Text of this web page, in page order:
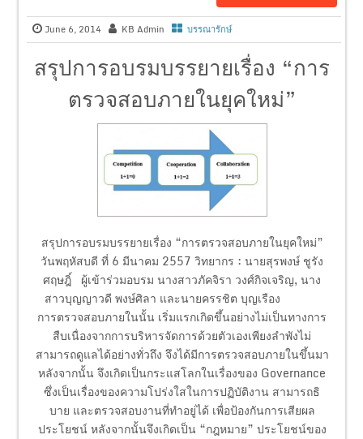
June 6, 2014 KB Admin บรรณารักษ์
สรุปการอบรมบรรยายเรื่อง “การ
ตรวจสอบภายในยุคใหม่”
สรุปการอบรมบรรยายเรื่อง “การตรวจสอบภายในยุคใหม่”
วันพฤหัสบดี ที่ 6 มีนาคม 2557 วิทยากร : นายสุรพงษ์ ชูรัง
ศฤษฎิ์ ผู้เข้าร่วมอบรม นางสาวภัคจิรา วงศ์กิจเจริญ, นาง
สาวบุญญาวดี พงษ์ศิลา และนายครรชิต บุญเรือง
การตรวจสอบภายในนั้น เริ่มแรกเกิดขึ้นอย่างไม่เป็นทางการ
สืบเนื่องจากการบริหารจัดการด้วยตัวเองเพียงลำพังไม่
สามารถดูแลได้อย่างทั่วถึง จึงได้มีการตรวจสอบภายในขึ้นมา
หลังจากนั้น จึงเกิดเป็นกระแสโลกในเรื่องของ Governance
ซึ่งเป็นเรื่องของความโปร่งใสในการปฏิบัติงาน สามารถธิ
บาย และตรวจสอบงานที่ทำอยู่ได้ เพื่อป้องกันการเสียผล
ประโยชน์ หลังจากนั้นจึงเกิดเป็น “กฎหมาย” ประโยชน์ของ